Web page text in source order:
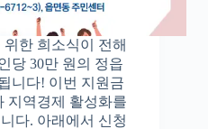
한 희소식이 전해
당 30만 원의 정읍
니다! 이번 지원금
지역경제 활성화를
다. 아래에서 신청